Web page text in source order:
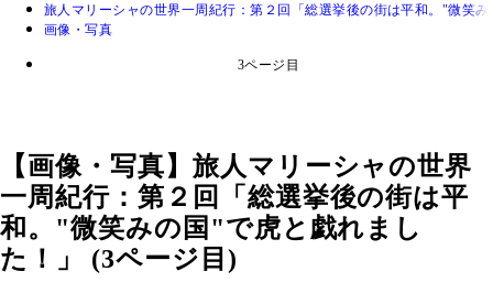
旅人マリーシャの世界一周紀行：第２回「総選挙後の街は平和。"微笑
画像・写真
3ページ目
【画像・写真】旅人マリーシャの世界
一周紀行：第２回「総選挙後の街は平
和。"微笑みの国"で虎と戯れまし
た！」 (3ページ目)